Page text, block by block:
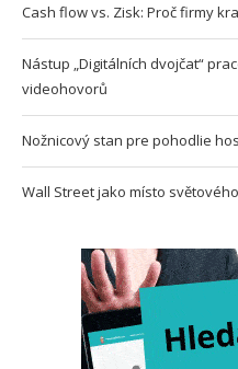
Cash flow vs. Zisk: Proč firmy
Nástup „Digitálních dvojčat“
videohovorů
Nožnicový stan pre pohodlie
Wall Street jako místo